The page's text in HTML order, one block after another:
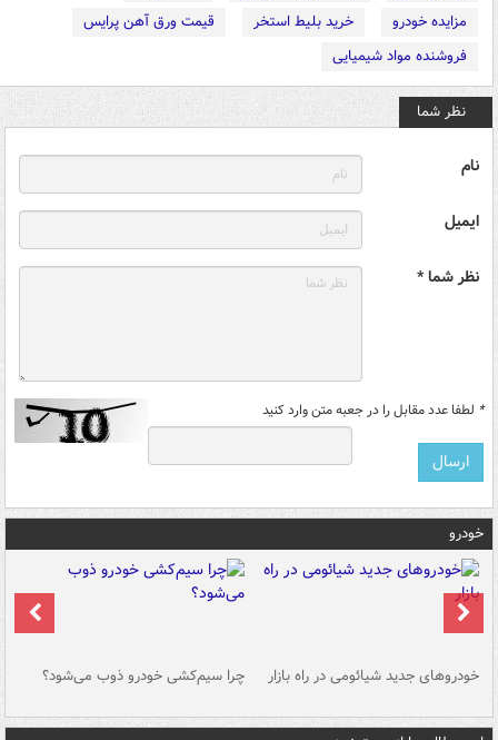
مزایده خودرو
خرید بلیط استخر
قیمت ورق آهن پرایس
فروشنده مواد شیمیایی
نظر شما
نام
ایمیل
نظر شما *
* لطفا عدد مقابل را در جعبه متن وارد کنید
خودرو
خودروهای جدید شیائومی در راه بازار چرا سیم‌کشی خودرو ذوب می‌شود؟